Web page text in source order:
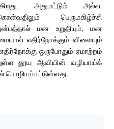
அதுமட்டும் அல்ல,
பெருமகிழ்ச்சி
மன உறுதியும், மன
எதிர்நோக்கும் விளையும்
ஒருபோதும் ஏமாற்றம்
தூய ஆவியின் வழியாய்க்
பொழியப்பட்டுள்ளது.